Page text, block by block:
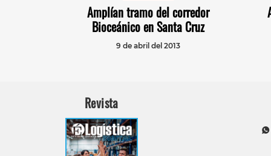
Amplían tramo del corredor
Bioceánico en Santa Cruz
9 de abril del 2013
Revista